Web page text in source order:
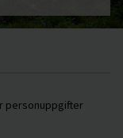
personuppgifter